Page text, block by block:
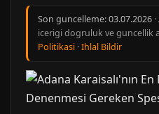
Son guncelleme:03.07.2026
icerigi dogruluk ve guncellik
Politikasi ·Ihlal Bildir